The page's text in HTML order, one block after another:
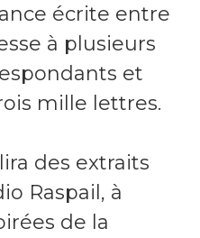
écrite entre
à plusieurs
et
mille lettres.
des extraits
Raspail, à
de la